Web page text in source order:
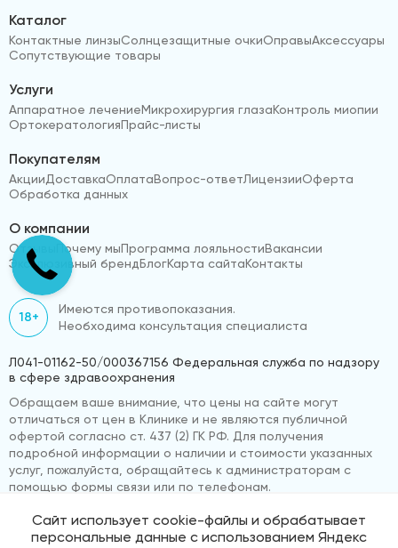
Каталог
Контактные линзыСолнцезащитные очкиОправыАксессуары
Сопутствующие товары
Услуги
Аппаратное лечениеМикрохирургия глазаКонтроль миопии
ОртокератологияПрайс-листы
Покупателям
АкцииДоставкаОплатаВопрос-ответЛицензииОферта
Обработка данных
О компании
Отзывы Почему мыПрограмма лояльностиВакансии
Эксклюзивный брендБлогКарта сайтаКонтакты
18+
Имеются противопоказания.
Необходима консультация специалиста
Л041-01162-50/000367156 Федеральная служба по надзору
в сфере здравоохранения
Обращаем ваше внимание, что цены на сайте могут
отличаться от цен в Клинике и не являются публичной
офертой согласно ст. 437 (2) ГК РФ. Для получения
подробной информации о наличии и стоимости указанных
услуг, пожалуйста, обращайтесь к администраторам с
помощью формы связи или по телефонам.
Сайт использует cookie-файлы и обрабатывает
персональные данные с использованием Яндекс